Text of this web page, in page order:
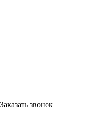
Заказать звонок